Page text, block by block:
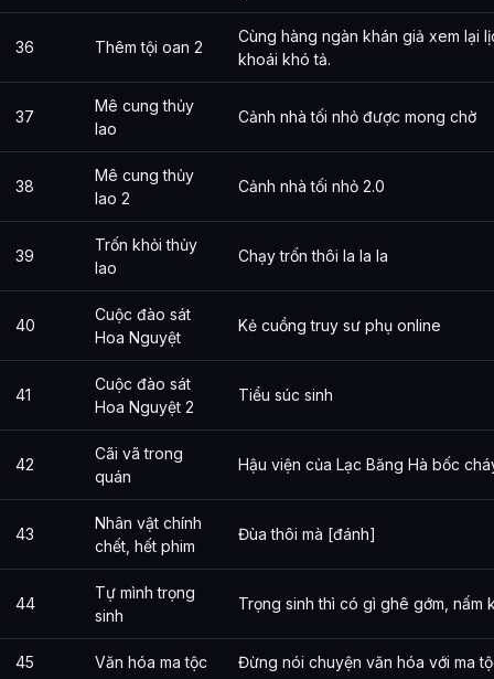
36 Thêm tội oan 2
Cùng hàng ngàn khán giả xem lại
khoái khó tả.
37
Mê cung thủy
lao
Cảnh nhà tối nhỏ được mong chờ
38
Mê cung thủy
lao 2
Cảnh nhà tối nhỏ 2.0
39
Trốn khỏi thủy
lao
Chạy trốn thôi la la la
40
Cuộc đào sát
Hoa Nguyệt
Kẻ cuồng truy sư phụ online
41
Cuộc đào sát
Hoa Nguyệt 2
Tiểu súc sinh
42
Cãi vã trong
quán
Hậu viện của Lạc Băng Hà bốc
43
Nhân vật chính
chết, hết phim
Đùa thôi mà [đánh]
44
Tự mình trọng
sinh
Trọng sinh thì có gì ghê gớm, nấm
45 Văn hóa ma tộc Đừng nói chuyện văn hóa với ma